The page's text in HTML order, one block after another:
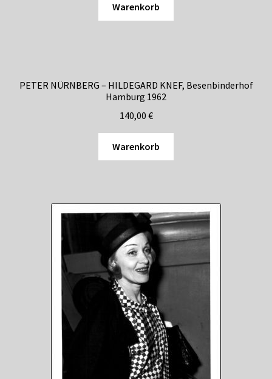
Warenkorb
PETER NÜRNBERG – HILDEGARD KNEF, Besenbinderhof
Hamburg 1962
140,00 €
Warenkorb